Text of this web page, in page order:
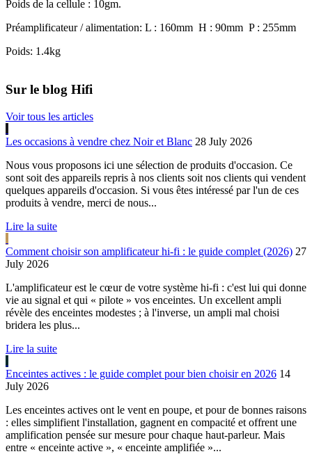
Poids de la cellule : 10gm.
Préamplificateur / alimentation: L : 160mm H : 90mm P : 255mm
Poids: 1.4kg
Sur le blog Hifi
Voir tous les articles
Les occasions à vendre chez Noir et Blanc 28 July 2026
Nous vous proposons ici une sélection de produits d'occasion. Ce
sont soit des appareils repris à nos clients soit nos clients qui vendent
quelques appareils d'occasion. Si vous êtes intéressé par l'un de ces
produits à vendre, merci de nous...
Lire la suite
Comment choisir son amplificateur hi-fi : le guide complet (2026) 27
July 2026
L'amplificateur est le cœur de votre système hi-fi : c'est lui qui donne
vie au signal et qui « pilote » vos enceintes. Un excellent ampli
révèle des enceintes modestes ; à l'inverse, un ampli mal choisi
bridera les plus...
Lire la suite
Enceintes actives : le guide complet pour bien choisir en 2026 14
July 2026
Les enceintes actives ont le vent en poupe, et pour de bonnes raisons
: elles simplifient l'installation, gagnent en compacité et offrent une
amplification pensée sur mesure pour chaque haut-parleur. Mais
entre « enceinte active », « enceinte amplifiée »...